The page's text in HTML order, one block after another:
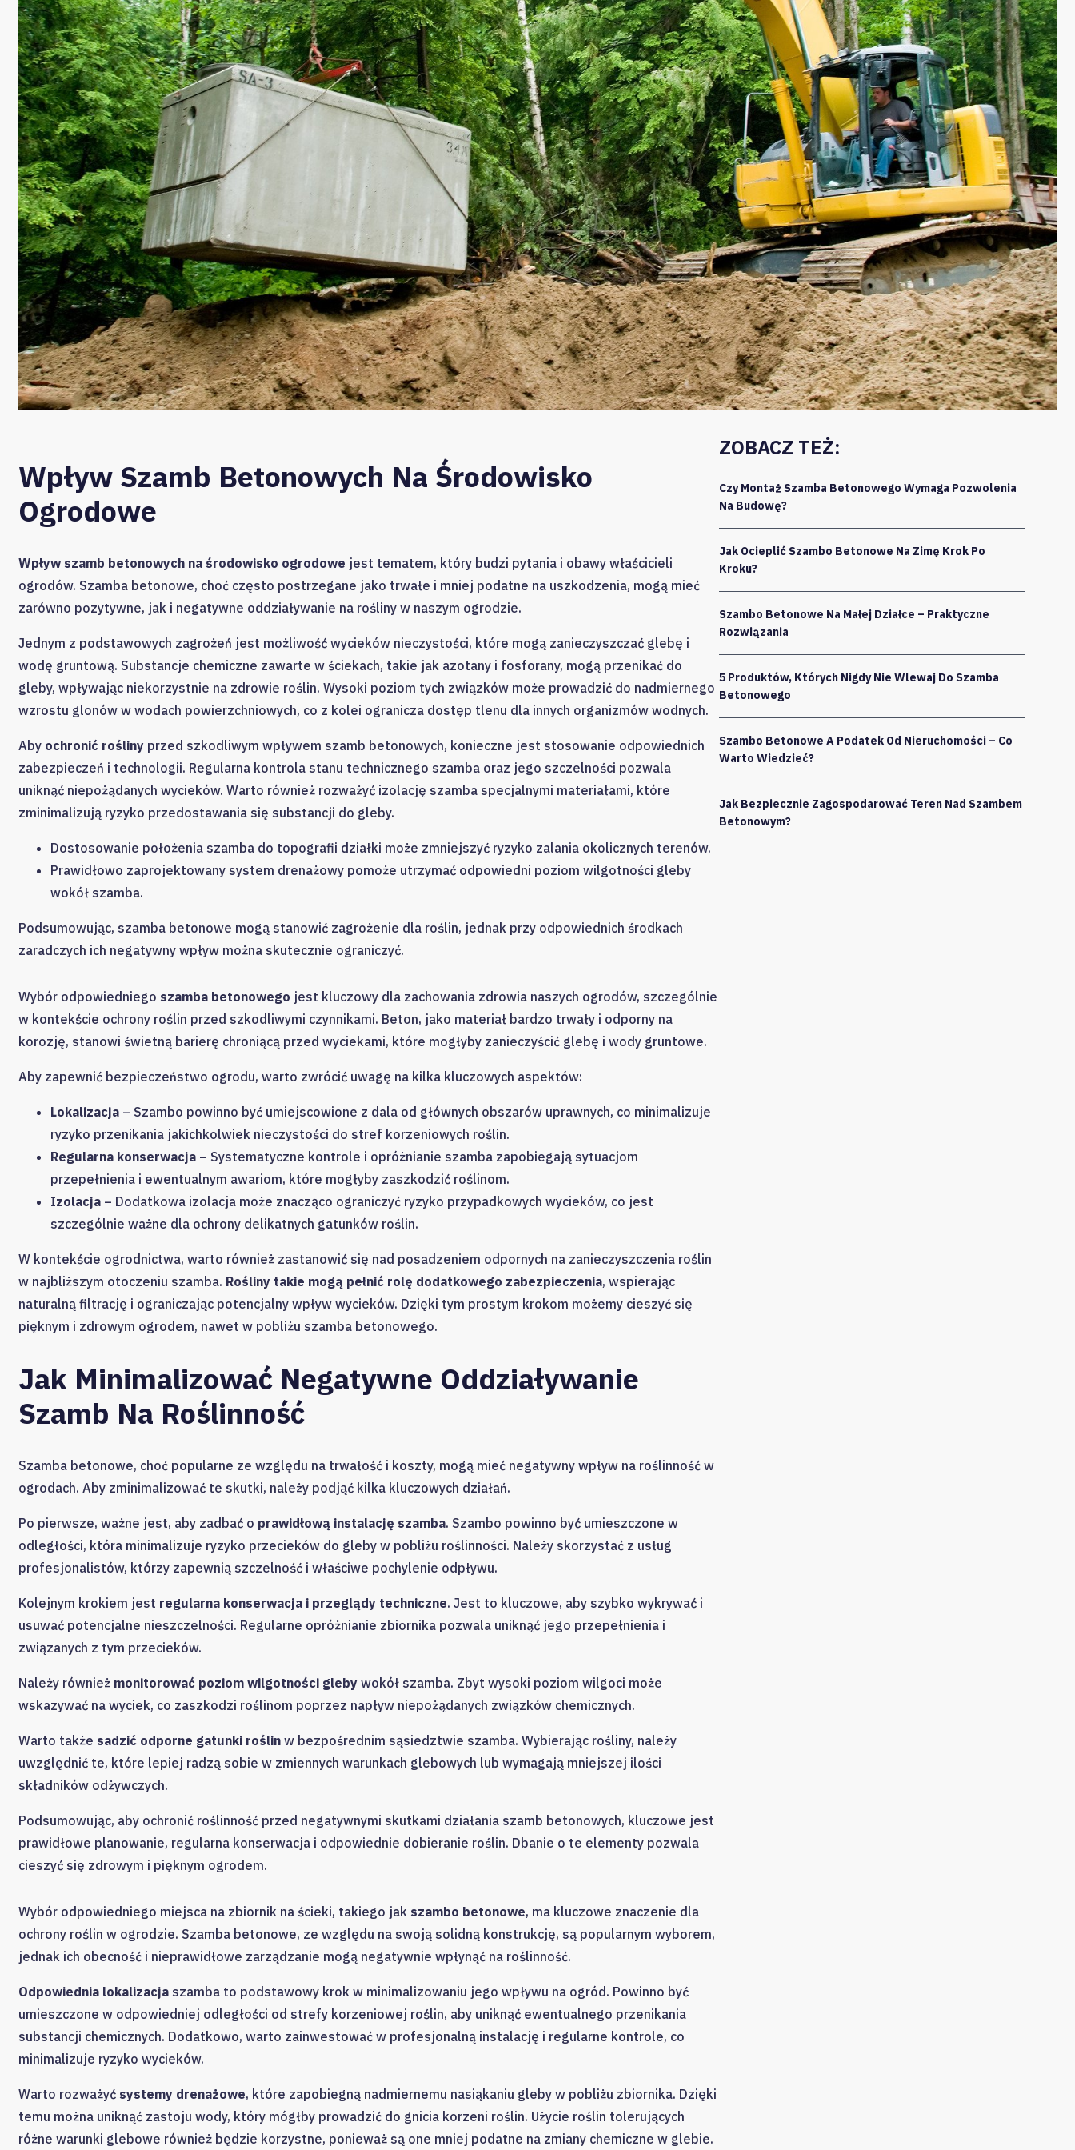
Wpływ Szamb Betonowych Na Środowisko
Ogrodowe
Wpływ szamb betonowych na środowisko ogrodowe jest tematem, który budzi pytania i obawy właścicieli
ogrodów. Szamba betonowe, choć często postrzegane jako trwałe i mniej podatne na uszkodzenia, mogą mieć
zarówno pozytywne, jak i negatywne oddziaływanie na rośliny w naszym ogrodzie.
Jednym z podstawowych zagrożeń jest możliwość wycieków nieczystości, które mogą zanieczyszczać glebę i
wodę gruntową. Substancje chemiczne zawarte w ściekach, takie jak azotany i fosforany, mogą przenikać do
gleby, wpływając niekorzystnie na zdrowie roślin. Wysoki poziom tych związków może prowadzić do nadmiernego
wzrostu glonów w wodach powierzchniowych, co z kolei ogranicza dostęp tlenu dla innych organizmów wodnych.
Aby ochronić rośliny przed szkodliwym wpływem szamb betonowych, konieczne jest stosowanie odpowiednich
zabezpieczeń i technologii. Regularna kontrola stanu technicznego szamba oraz jego szczelności pozwala
uniknąć niepożądanych wycieków. Warto również rozważyć izolację szamba specjalnymi materiałami, które
zminimalizują ryzyko przedostawania się substancji do gleby.
Dostosowanie położenia szamba do topografii działki może zmniejszyć ryzyko zalania okolicznych terenów.
Prawidłowo zaprojektowany system drenażowy pomoże utrzymać odpowiedni poziom wilgotności gleby
wokół szamba.
Podsumowując, szamba betonowe mogą stanowić zagrożenie dla roślin, jednak przy odpowiednich środkach
zaradczych ich negatywny wpływ można skutecznie ograniczyć.
Wybór odpowiedniego szamba betonowego jest kluczowy dla zachowania zdrowia naszych ogrodów, szczególnie
w kontekście ochrony roślin przed szkodliwymi czynnikami. Beton, jako materiał bardzo trwały i odporny na
korozję, stanowi świetną barierę chroniącą przed wyciekami, które mogłyby zanieczyścić glebę i wody gruntowe.
Aby zapewnić bezpieczeństwo ogrodu, warto zwrócić uwagę na kilka kluczowych aspektów:
Lokalizacja – Szambo powinno być umiejscowione z dala od głównych obszarów uprawnych, co minimalizuje
ryzyko przenikania jakichkolwiek nieczystości do stref korzeniowych roślin.
Regularna konserwacja – Systematyczne kontrole i opróżnianie szamba zapobiegają sytuacjom
przepełnienia i ewentualnym awariom, które mogłyby zaszkodzić roślinom.
Izolacja – Dodatkowa izolacja może znacząco ograniczyć ryzyko przypadkowych wycieków, co jest
szczególnie ważne dla ochrony delikatnych gatunków roślin.
W kontekście ogrodnictwa, warto również zastanowić się nad posadzeniem odpornych na zanieczyszczenia roślin
w najbliższym otoczeniu szamba. Rośliny takie mogą pełnić rolę dodatkowego zabezpieczenia, wspierając
naturalną filtrację i ograniczając potencjalny wpływ wycieków. Dzięki tym prostym krokom możemy cieszyć się
pięknym i zdrowym ogrodem, nawet w pobliżu szamba betonowego.
Jak Minimalizować Negatywne Oddziaływanie
Szamb Na Roślinność
Szamba betonowe, choć popularne ze względu na trwałość i koszty, mogą mieć negatywny wpływ na roślinność w
ogrodach. Aby zminimalizować te skutki, należy podjąć kilka kluczowych działań.
Po pierwsze, ważne jest, aby zadbać o prawidłową instalację szamba. Szambo powinno być umieszczone w
odległości, która minimalizuje ryzyko przecieków do gleby w pobliżu roślinności. Należy skorzystać z usług
profesjonalistów, którzy zapewnią szczelność i właściwe pochylenie odpływu.
Kolejnym krokiem jest regularna konserwacja i przeglądy techniczne. Jest to kluczowe, aby szybko wykrywać i
usuwać potencjalne nieszczelności. Regularne opróżnianie zbiornika pozwala uniknąć jego przepełnienia i
związanych z tym przecieków.
Należy również monitorować poziom wilgotności gleby wokół szamba. Zbyt wysoki poziom wilgoci może
wskazywać na wyciek, co zaszkodzi roślinom poprzez napływ niepożądanych związków chemicznych.
Warto także sadzić odporne gatunki roślin w bezpośrednim sąsiedztwie szamba. Wybierając rośliny, należy
uwzględnić te, które lepiej radzą sobie w zmiennych warunkach glebowych lub wymagają mniejszej ilości
składników odżywczych.
Podsumowując, aby ochronić roślinność przed negatywnymi skutkami działania szamb betonowych, kluczowe jest
prawidłowe planowanie, regularna konserwacja i odpowiednie dobieranie roślin. Dbanie o te elementy pozwala
cieszyć się zdrowym i pięknym ogrodem.
Wybór odpowiedniego miejsca na zbiornik na ścieki, takiego jak szambo betonowe, ma kluczowe znaczenie dla
ochrony roślin w ogrodzie. Szamba betonowe, ze względu na swoją solidną konstrukcję, są popularnym wyborem,
jednak ich obecność i nieprawidłowe zarządzanie mogą negatywnie wpłynąć na roślinność.
Odpowiednia lokalizacja szamba to podstawowy krok w minimalizowaniu jego wpływu na ogród. Powinno być
umieszczone w odpowiedniej odległości od strefy korzeniowej roślin, aby uniknąć ewentualnego przenikania
substancji chemicznych. Dodatkowo, warto zainwestować w profesjonalną instalację i regularne kontrole, co
minimalizuje ryzyko wycieków.
Warto rozważyć systemy drenażowe, które zapobiegną nadmiernemu nasiąkaniu gleby w pobliżu zbiornika. Dzięki
temu można uniknąć zastoju wody, który mógłby prowadzić do gnicia korzeni roślin. Użycie roślin tolerujących
różne warunki glebowe również będzie korzystne, ponieważ są one mniej podatne na zmiany chemiczne w glebie.
ZOBACZ TEŻ:
Czy Montaż Szamba Betonowego Wymaga Pozwolenia
Na Budowę?
Jak Ocieplić Szambo Betonowe Na Zimę Krok Po
Kroku?
Szambo Betonowe Na Małej Działce – Praktyczne
Rozwiązania
5 Produktów, Których Nigdy Nie Wlewaj Do Szamba
Betonowego
Szambo Betonowe A Podatek Od Nieruchomości – Co
Warto Wiedzieć?
Jak Bezpiecznie Zagospodarować Teren Nad Szambem
Betonowym?